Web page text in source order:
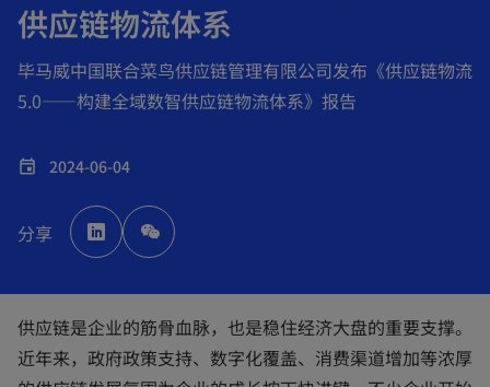
供应链物流体系
毕马威中国联合菜鸟供应链管理有限公司发布《供应链物流
5.0——构建全域数智供应链物流体系》报告
event 2024-06-04
分享 p
e
n
n
e
w
t
a
b
供应链是企业的筋骨血脉，也是稳住经济大盘的重要支撑。
近年来，政府政策支持、数字化覆盖、消费渠道增加等浓厚